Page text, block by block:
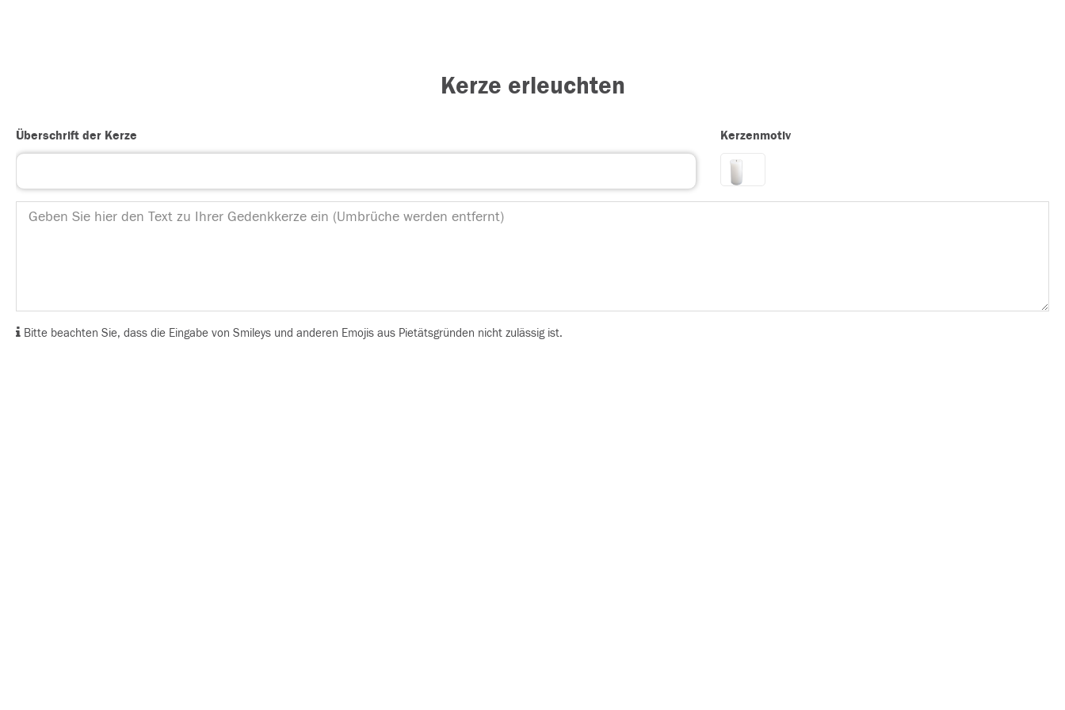
Kerze erleuchten
Überschrift der Kerze Kerzenmotiv
Bitte beachten Sie, dass die Eingabe von Smileys und anderen Emojis aus Pietätsgründen nicht zulässig ist.